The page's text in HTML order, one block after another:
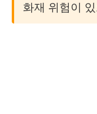
화재 위험이